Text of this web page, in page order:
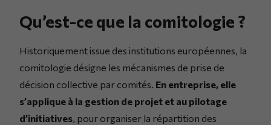
Qu’est-ce que la comitologie ?
Historiquement issue des institutions européennes, la
comitologie désigne les mécanismes de prise de
décision collective par comités. En entreprise, elle
s’applique à la gestion de projet et au pilotage
d’initiatives, pour organiser la répartition des